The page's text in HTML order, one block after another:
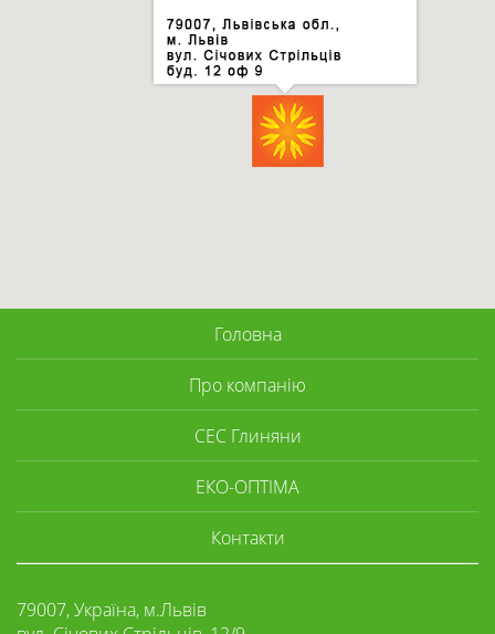
Головна
Про компанію
СЕС Глиняни
ЕКО-ОПТІМА
Контакти
79007, Україна, м.Львів